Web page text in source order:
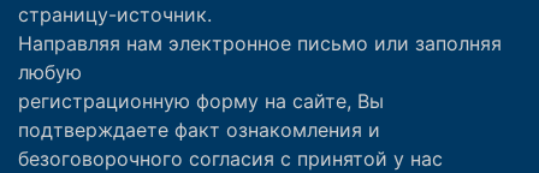
страницу-источник.
Направляя нам электронное письмо или заполняя
любую
регистрационную форму на сайте, Вы
подтверждаете факт ознакомления и
безоговорочного согласия с принятой у нас